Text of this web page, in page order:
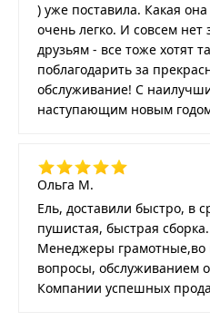
) уже поставила. Какая
очень легко. И совсем
друзьям - все тоже хотят
поблагодарить за
обслуживание! С
наступающим новым
Ольга М.
Ель, доставили быстро, в
пушистая, быстрая
Менеджеры грамотные,во
вопросы, обслуживанием
Компании успешных